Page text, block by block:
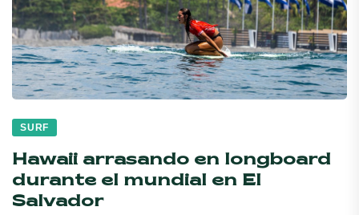
SURF
Hawaii arrasando en longboard
durante el mundial en El
Salvador